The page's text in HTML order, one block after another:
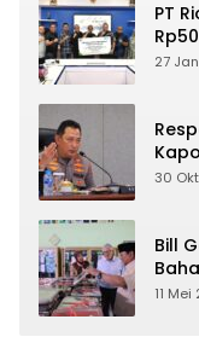
PT
27
30
Bill
11